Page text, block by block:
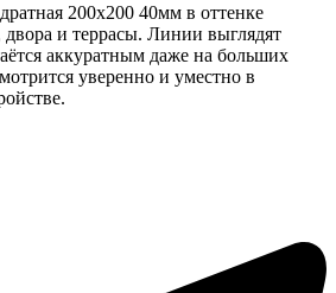
200х200 40мм в оттенке
и террасы. Линии выглядят
аккуратным даже на больших
уверенно и уместно в